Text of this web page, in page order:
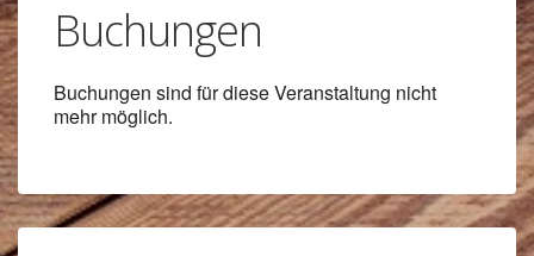
Buchungen
Buchungen sind für diese Veranstaltung nicht
mehr möglich.